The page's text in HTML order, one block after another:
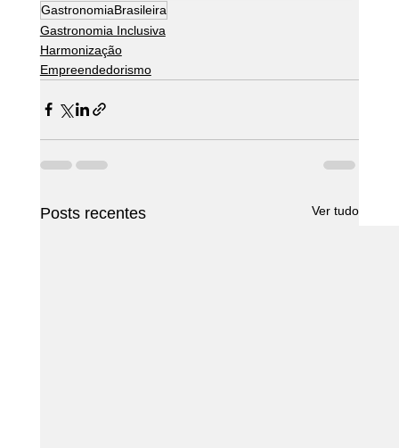
GastronomiaBrasileira
Gastronomia Inclusiva
Harmonização
Empreendedorismo
Posts recentes Ver tudo